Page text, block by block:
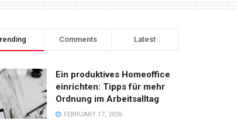
Comments Latest
Ein produktives Homeoffice
einrichten: Tipps für mehr
Ordnung im Arbeitsalltag
FEBRUARY 17, 2026